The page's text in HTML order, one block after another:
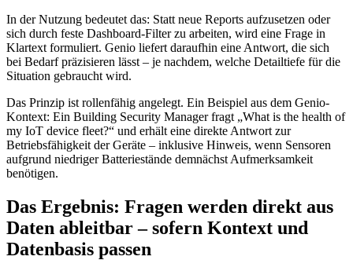
In der Nutzung bedeutet das: Statt neue Reports aufzusetzen oder
sich durch feste Dashboard-Filter zu arbeiten, wird eine Frage in
Klartext formuliert. Genio liefert daraufhin eine Antwort, die sich
bei Bedarf präzisieren lässt – je nachdem, welche Detailtiefe für die
Situation gebraucht wird.
Das Prinzip ist rollenfähig angelegt. Ein Beispiel aus dem Genio-
Kontext: Ein Building Security Manager fragt „What is the health of
my IoT device fleet?“ und erhält eine direkte Antwort zur
Betriebsfähigkeit der Geräte – inklusive Hinweis, wenn Sensoren
aufgrund niedriger Batteriestände demnächst Aufmerksamkeit
benötigen.
Das Ergebnis: Fragen werden direkt aus
Daten ableitbar – sofern Kontext und
Datenbasis passen